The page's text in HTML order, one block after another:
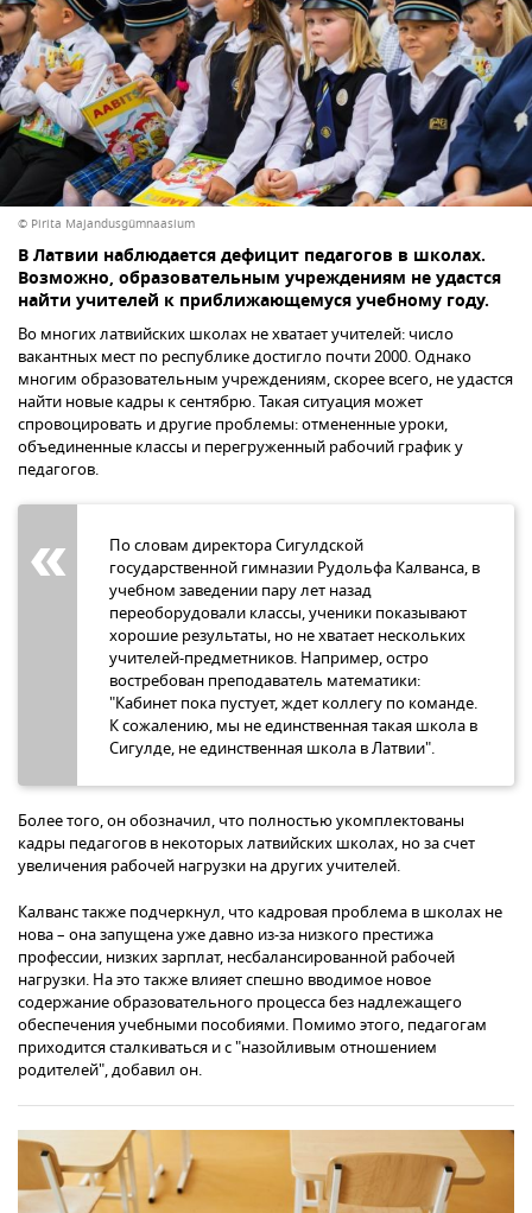
© Pirita Majandusgümnaasium
В Латвии наблюдается дефицит педагогов в школах.
Возможно, образовательным учреждениям не удастся
найти учителей к приближающемуся учебному году.
Во многих латвийских школах не хватает учителей: число
вакантных мест по республике достигло почти 2000. Однако
многим образовательным учреждениям, скорее всего, не удастся
найти новые кадры к сентябрю. Такая ситуация может
спровоцировать и другие проблемы: отмененные уроки,
объединенные классы и перегруженный рабочий график у
педагогов.
По словам директора Сигулдской
государственной гимназии Рудольфа Калванса, в
учебном заведении пару лет назад
переоборудовали классы, ученики показывают
хорошие результаты, но не хватает нескольких
учителей-предметников. Например, остро
востребован преподаватель математики:
"Кабинет пока пустует, ждет коллегу по команде.
К сожалению, мы не единственная такая школа в
Сигулде, не единственная школа в Латвии".
Более того, он обозначил, что полностью укомплектованы
кадры педагогов в некоторых латвийских школах, но за счет
увеличения рабочей нагрузки на других учителей.
Калванс также подчеркнул, что кадровая проблема в школах не
нова – она запущена уже давно из-за низкого престижа
профессии, низких зарплат, несбалансированной рабочей
нагрузки. На это также влияет спешно вводимое новое
содержание образовательного процесса без надлежащего
обеспечения учебными пособиями. Помимо этого, педагогам
приходится сталкиваться и с "назойливым отношением
родителей", добавил он.